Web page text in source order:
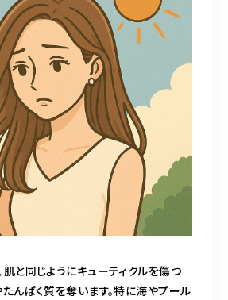
と同じようにキューティクルを傷つ
んぱく質を奪います。特に海やプール